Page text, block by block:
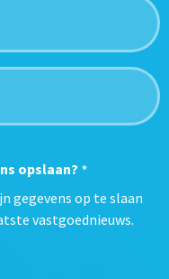
opslaan? *
gegevens op te slaan
vastgoednieuws.